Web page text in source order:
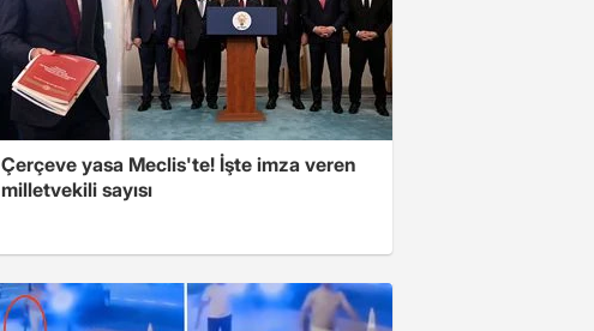
Çerçeve yasa Meclis'te! İşte imza veren
milletvekili sayısı